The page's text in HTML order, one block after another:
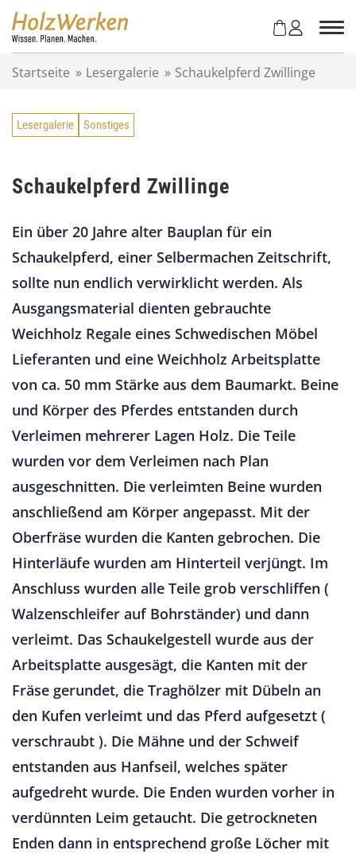
Startseite » Lesergalerie » Schaukelpferd Zwillinge
Lesergalerie Sonstiges
Schaukelpferd Zwillinge
Ein über 20 Jahre alter Bauplan für ein
Schaukelpferd, einer Selbermachen Zeitschrift,
sollte nun endlich verwirklicht werden. Als
Ausgangsmaterial dienten gebrauchte
Weichholz Regale eines Schwedischen Möbel
Lieferanten und eine Weichholz Arbeitsplatte
von ca. 50 mm Stärke aus dem Baumarkt. Beine
und Körper des Pferdes entstanden durch
Verleimen mehrerer Lagen Holz. Die Teile
wurden vor dem Verleimen nach Plan
ausgeschnitten. Die verleimten Beine wurden
anschließend am Körper angepasst. Mit der
Oberfräse wurden die Kanten gebrochen. Die
Hinterläufe wurden am Hinterteil verjüngt. Im
Anschluss wurden alle Teile grob verschliffen (
Walzenschleifer auf Bohrständer) und dann
verleimt. Das Schaukelgestell wurde aus der
Arbeitsplatte ausgesägt, die Kanten mit der
Fräse gerundet, die Traghölzer mit Dübeln an
den Kufen verleimt und das Pferd aufgesetzt (
verschraubt ). Die Mähne und der Schweif
entstanden aus Hanfseil, welches später
aufgedreht wurde. Die Enden wurden vorher in
verdünnten Leim getaucht. Die getrockneten
Enden dann in entsprechend große Löcher mit